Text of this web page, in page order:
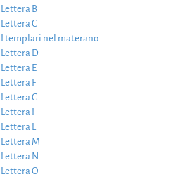
Lettera B
Lettera C
I templari nel materano
Lettera D
Lettera E
Lettera F
Lettera G
Lettera I
Lettera L
Lettera M
Lettera N
Lettera O